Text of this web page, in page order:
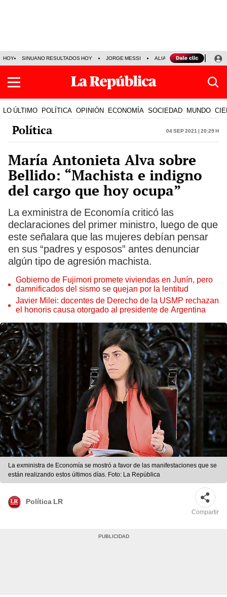
HOY SINUANO RESULTADOS HOY JORGE MESSI ALIANZA LIMA VS SPORT
LO ÚLTIMO POLÍTICA OPINIÓN ECONOMÍA SOCIEDAD MUNDO
Política 04 Sep 2021 | 20:29 h
María Antonieta Alva sobre
Bellido: “Machista e indigno
del cargo que hoy ocupa”
La exministra de Economía criticó las
declaraciones del primer ministro, luego de que
este señalara que las mujeres debían pensar
en sus “padres y esposos” antes denunciar
algún tipo de agresión machista.
Gobierno de Fujimori promete viviendas en Junín, pero
damnificados del sismo se quejan por la lentitud
Javier Milei: docentes de Derecho de la USMP rechazan
el honoris causa otorgado al presidente de Argentina
La exministra de Economía se mostró a favor de las manifestaciones que se
están realizando estos últimos días. Foto: La República
Política LR
Compartir